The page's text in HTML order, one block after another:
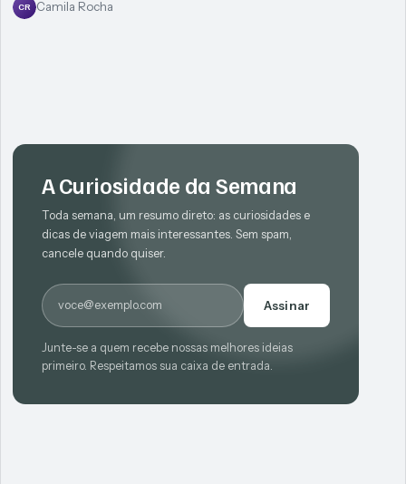
CR Camila Rocha
A Curiosidade da Semana
Toda semana, um resumo direto: as curiosidades e
dicas de viagem mais interessantes. Sem spam,
cancele quando quiser.
E-mail
Assinar
Junte-se a quem recebe nossas melhores ideias
primeiro. Respeitamos sua caixa de entrada.